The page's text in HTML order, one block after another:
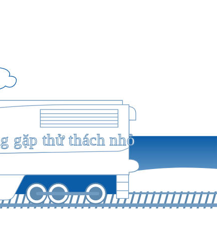
gặp thử thách nhỏ